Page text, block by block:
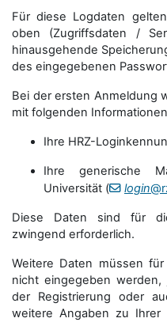
Für diese Logdaten
oben (Zugriffsdaten /
hinausgehende
des eingegebenen
Bei der ersten Anmeldung
mit folgenden
Ihre HRZ-
Ihre generische
Universität (
login
Diese Daten sind für
zwingend erforderlich.
Weitere Daten müssen
nicht eingegeben
der Registrierung oder
weitere Angaben zu Ihrer